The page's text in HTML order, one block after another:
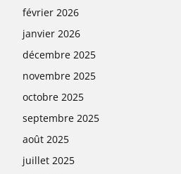
février 2026
janvier 2026
décembre 2025
novembre 2025
octobre 2025
septembre 2025
août 2025
juillet 2025